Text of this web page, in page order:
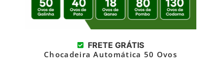
FRETE GRÁTIS
Chocadeira Automática 50 Ovos